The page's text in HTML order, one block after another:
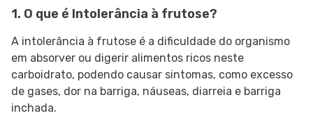
1. O que é Intolerância à frutose?
A intolerância à frutose é a dificuldade do organismo
em absorver ou digerir alimentos ricos neste
carboidrato, podendo causar sintomas, como excesso
de gases, dor na barriga, náuseas, diarreia e barriga
inchada.